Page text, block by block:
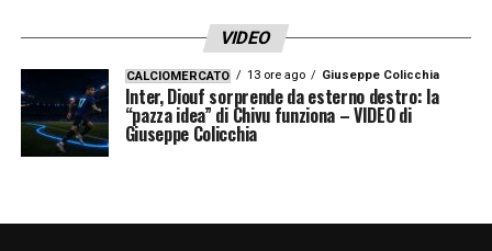
VIDEO
CALCIOMERCATO 13 ore ago Giuseppe Colicchia
Inter, Diouf sorprende da esterno destro: la
“pazza idea” di Chivu funziona – VIDEO di
Giuseppe Colicchia